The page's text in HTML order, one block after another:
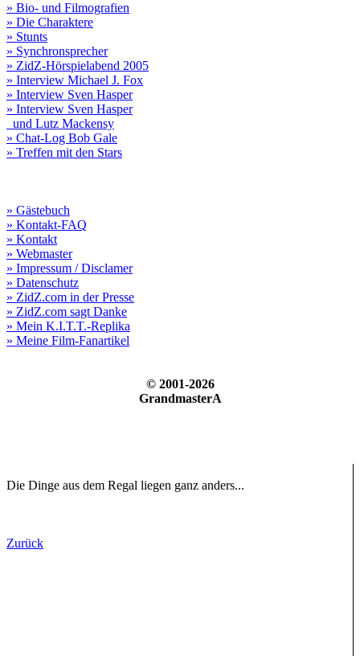
» Bio- und Filmografien
» Die Charaktere
» Stunts
» Synchronsprecher
» ZidZ-Hörspielabend 2005
» Interview Michael J. Fox
» Interview Sven Hasper
» Interview Sven Hasper
und Lutz Mackensy
» Chat-Log Bob Gale
» Treffen mit den Stars
» Gästebuch
» Kontakt-FAQ
» Kontakt
» Webmaster
» Impressum / Disclamer
» Datenschutz
» ZidZ.com in der Presse
» ZidZ.com sagt Danke
» Mein K.I.T.T.-Replika
» Meine Film-Fanartikel
© 2001-2026
GrandmasterA
Die Dinge aus dem Regal liegen ganz anders...
Zurück